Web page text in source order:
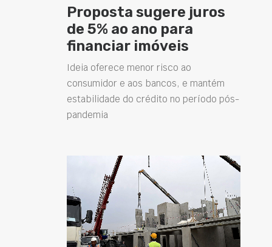
Proposta sugere juros
de 5% ao ano para
financiar imóveis
Ideia oferece menor risco ao
consumidor e aos bancos, e mantém
estabilidade do crédito no período pós-
pandemia